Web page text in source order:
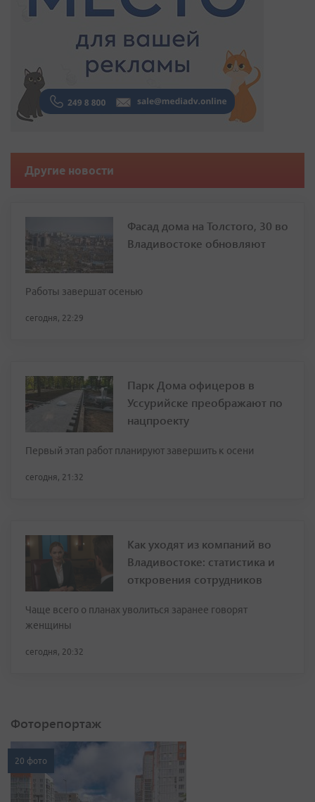
Другие новости
Фасад дома на Толстого, 30 во
Владивостоке обновляют
Работы завершат осенью
сегодня, 22:29
Парк Дома офицеров в
Уссурийске преображают по
нацпроекту
Первый этап работ планируют завершить к осени
сегодня, 21:32
Как уходят из компаний во
Владивостоке: статистика и
откровения сотрудников
Чаще всего о планах уволиться заранее говорят
женщины
сегодня, 20:32
Фоторепортаж
20 фото